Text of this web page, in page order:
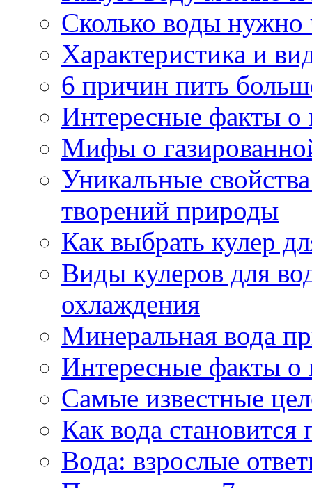
Сколько воды нужно
Характеристика и
6 причин пить
Интересные факты о
Мифы о
Уникальные
творений природы
Как выбрать кулер
Виды кулеров для
охлаждения
Минеральная вода
Интересные факты о
Самые известные
Как вода становится
Вода: взрослые